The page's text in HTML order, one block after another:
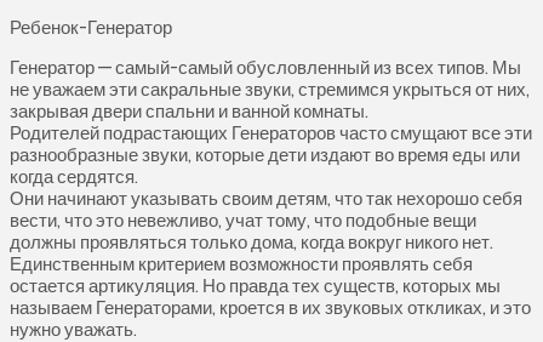
Ребенок-Генератор
Генератор — самый-самый обусловленный из всех типов. Мы
не уважаем эти сакральные звуки, стремимся укрыться от них,
закрывая двери спальни и ванной комнаты.
Родителей подрастающих Генераторов часто смущают все эти
разнообразные звуки, которые дети издают во время еды или
когда сердятся.
Они начинают указывать своим детям, что так нехорошо себя
вести, что это невежливо, учат тому, что подобные вещи
должны проявляться только дома, когда вокруг никого нет.
Единственным критерием возможности проявлять себя
остается артикуляция. Но правда тех существ, которых мы
называем Генераторами, кроется в их звуковых откликах, и это
нужно уважать.